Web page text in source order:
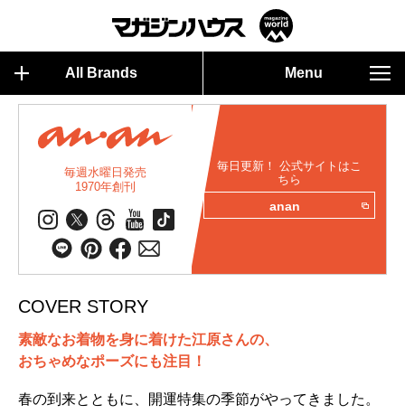
All Brands Menu
毎週水曜日発売
1970年創刊
毎日更新！ 公式サイトはこ
ちら
anan
COVER STORY
素敵なお着物を身に着けた江原さんの、
おちゃめなポーズにも注目！
春の到来とともに、開運特集の季節がやってきました。